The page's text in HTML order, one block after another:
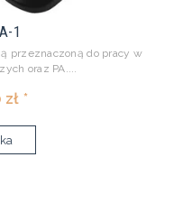
1
przeznaczoną do pracy w
oraz PA....
*